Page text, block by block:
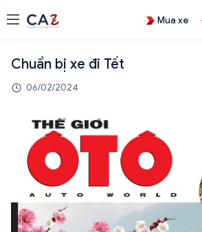
Mua xe
Chuẩn bị xe đi Tết
06/02/2024